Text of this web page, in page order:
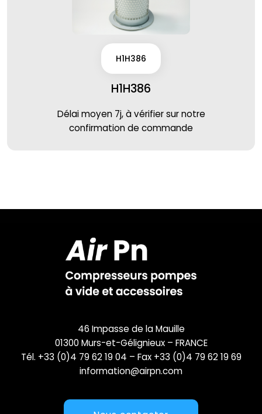
H1H386
H1H386
Délai moyen 7j, à vérifier sur notre
confirmation de commande
46 Impasse de la Mauille
01300 Murs-et-Gélignieux – FRANCE
Tél. +33 (0)4 79 62 19 04 – Fax +33 (0)4 79 62 19 69
information@airpn.com